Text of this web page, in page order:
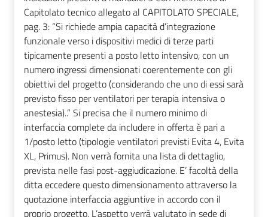
Capitolato tecnico allegato al CAPITOLATO SPECIALE,
pag. 3: “Si richiede ampia capacità d’integrazione
funzionale verso i dispositivi medici di terze parti
tipicamente presenti a posto letto intensivo, con un
numero ingressi dimensionati coerentemente con gli
obiettivi del progetto (considerando che uno di essi sarà
previsto fisso per ventilatori per terapia intensiva o
anestesia)..” Si precisa che il numero minimo di
interfaccia complete da includere in offerta è pari a
1/posto letto (tipologie ventilatori previsti Evita 4, Evita
XL, Primus). Non verrà fornita una lista di dettaglio,
prevista nelle fasi post-aggiudicazione. E’ facoltà della
ditta eccedere questo dimensionamento attraverso la
quotazione interfaccia aggiuntive in accordo con il
proprio progetto. L’aspetto verrà valutato in sede di